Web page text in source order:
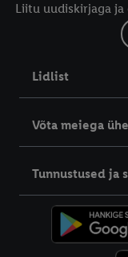
Liitu uudiskirjaga ja
Lidlist
Võta meiega
Tunnustused ja